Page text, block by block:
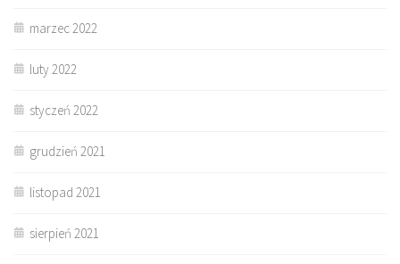
marzec 2022
luty 2022
styczeń 2022
grudzień 2021
listopad 2021
sierpień 2021